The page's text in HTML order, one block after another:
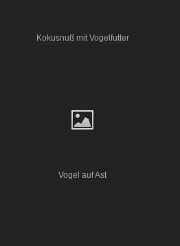
Kokusnuß mit Vogelfutter
Vogel auf Ast